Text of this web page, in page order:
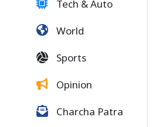
Tech & Auto
World
Sports
Opinion
Charcha Patra